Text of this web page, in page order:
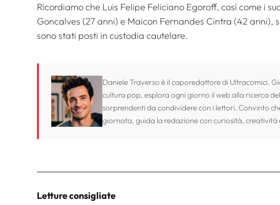
Ricordiamo che Luis Felipe Feliciano Egoroff, così come i
Goncalves (27 anni) e Maicon Fernandes Cintra (42 anni),
sono stati posti in custodia cautelare.
Daniele Traverso è il caporedattore di Ultracomici.
cultura pop, esplora ogni giorno il web alla ricerca
sorprendenti da condividere con i lettori. Convinto
giornata, guida la redazione con curiosità, creatività
Letture consigliate